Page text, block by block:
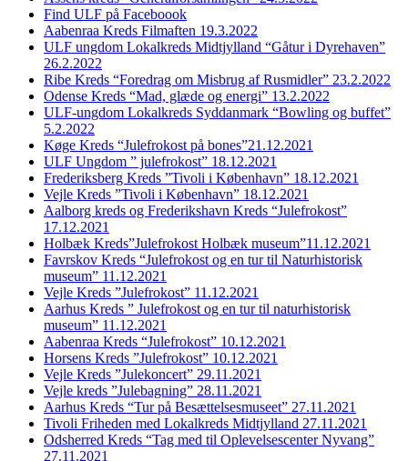
Find ULF på Faceboook
Aabenraa Kreds Filmaften 19.3.2022
ULF ungdom Lokalkreds Midtjylland “Gåtur i Dyrehaven”
26.2.2022
Ribe Kreds “Foredrag om Misbrug af Rusmidler” 23.2.2022
Odense Kreds “Mad, glæde og energi” 13.2.2022
ULF-ungdom Lokalkreds Syddanmark “Bowling og buffet”
5.2.2022
Køge Kreds “Julefrokost på bones”21.12.2021
ULF Ungdom ” julefrokost” 18.12.2021
Frederiksberg Kreds ”Tivoli i København” 18.12.2021
Vejle Kreds ”Tivoli i København” 18.12.2021
Aalborg kreds og Frederikshavn Kreds “Julefrokost”
17.12.2021
Holbæk Kreds”Julefrokost Holbæk museum”11.12.2021
Favrskov Kreds “Julefrokost og en tur til Naturhistorisk
museum” 11.12.2021
Vejle Kreds ”Julefrokost” 11.12.2021
Aarhus Kreds ” Julefrokost og en tur til naturhistorisk
museum” 11.12.2021
Aabenraa Kreds “Julefrokost” 10.12.2021
Horsens Kreds ”Julefrokost” 10.12.2021
Vejle Kreds ”Julekoncert” 29.11.2021
Vejle kreds ”Julebagning” 28.11.2021
Aarhus Kreds “Tur på Besættelsesmuseet” 27.11.2021
Tivoli Friheden med Lokalkreds Midtjylland 27.11.2021
Odsherred Kreds “Tag med til Oplevelsescenter Nyvang”
27.11.2021